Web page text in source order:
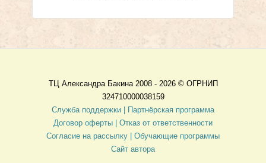
ТЦ Александра Бакина 2008 - 2026 © ОГРНИП
324710000038159
Служба поддержки |
Партнёрская программа
Договор оферты
| Отказ от ответственности
Согласие на рассылку | Обучающие программы
Сайт автора